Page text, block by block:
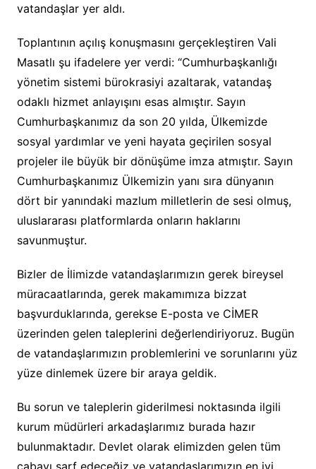
vatandaşlar yer aldı.
Toplantının açılış konuşmasını gerçekleştiren Vali
Masatlı şu ifadelere yer verdi: “Cumhurbaşkanlığı
yönetim sistemi bürokrasiyi azaltarak, vatandaş
odaklı hizmet anlayışını esas almıştır. Sayın
Cumhurbaşkanımız da son 20 yılda, Ülkemizde
sosyal yardımlar ve yeni hayata geçirilen sosyal
projeler ile büyük bir dönüşüme imza atmıştır. Sayın
Cumhurbaşkanımız Ülkemizin yanı sıra dünyanın
dört bir yanındaki mazlum milletlerin de sesi olmuş,
uluslararası platformlarda onların haklarını
savunmuştur.
Bizler de İlimizde vatandaşlarımızın gerek bireysel
müracaatlarında, gerek makamımıza bizzat
başvurduklarında, gerekse E-posta ve CİMER
üzerinden gelen taleplerini değerlendiriyoruz. Bugün
de vatandaşlarımızın problemlerini ve sorunlarını yüz
yüze dinlemek üzere bir araya geldik.
Bu sorun ve taleplerin giderilmesi noktasında ilgili
kurum müdürleri arkadaşlarımız burada hazır
bulunmaktadır. Devlet olarak elimizden gelen tüm
çabayı sarf edeceğiz ve vatandaşlarımızın en iyi